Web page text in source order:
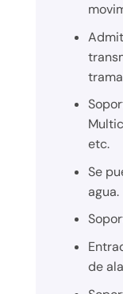
etc.
Se
agua.
de